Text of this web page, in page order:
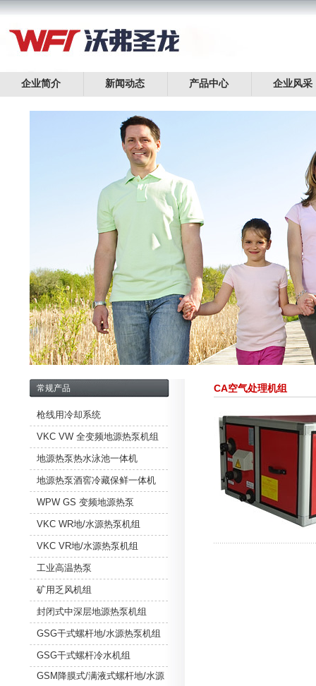
企业简介 新闻动态 产品中心 企业风采
常规产品
枪线用冷却系统
VKC VW 全变频地源热泵机组
地源热泵热水泳池一体机
地源热泵酒窖冷藏保鲜一体机
WPW GS 变频地源热泵
VKC WR地/水源热泵机组
VKC VR地/水源热泵机组
工业高温热泵
矿用乏风机组
封闭式中深层地源热泵机组
GSG干式螺杆地/水源热泵机组
GSG干式螺杆冷水机组
GSM降膜式/满液式螺杆地/水源
CA空气处理机组